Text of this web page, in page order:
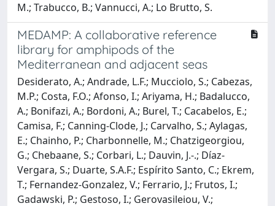
M.; Trabucco, B.; Vannucci, A.; Lo Brutto, S.
MEDAMP: A collaborative reference
library for amphipods of the
Mediterranean and adjacent seas
Desiderato, A.; Andrade, L.F.; Mucciolo, S.; Cabezas,
M.P.; Costa, F.O.; Afonso, I.; Ariyama, H.; Badalucco,
A.; Bonifazi, A.; Bordoni, A.; Burel, T.; Cacabelos, E.;
Camisa, F.; Canning-Clode, J.; Carvalho, S.; Aylagas,
E.; Chainho, P.; Charbonnelle, M.; Chatzigeorgiou,
G.; Chebaane, S.; Corbari, L.; Dauvin, J.-.; Díaz-
Vergara, S.; Duarte, S.A.F.; Espírito Santo, C.; Ekrem,
T.; Fernandez-Gonzalez, V.; Ferrario, J.; Frutos, I.;
Gadawski, P.; Gestoso, I.; Gerovasileiou, V.;